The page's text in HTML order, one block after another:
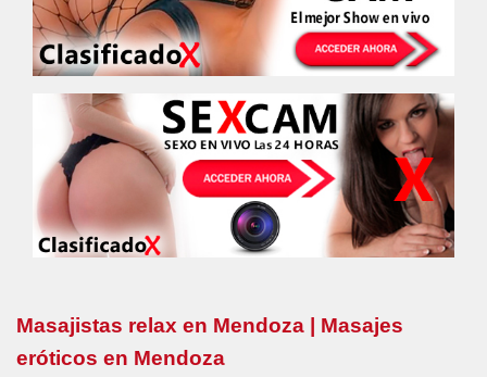
Masajistas relax en Mendoza | Masajes
eróticos en Mendoza